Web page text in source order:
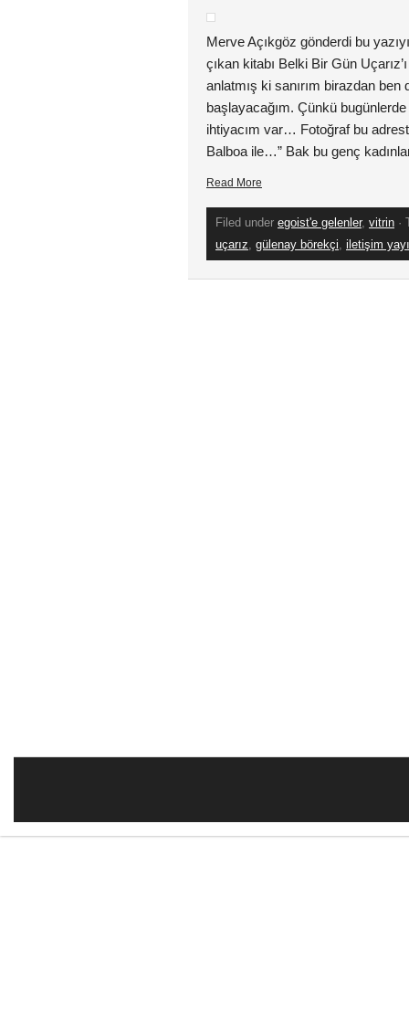
Merve Açıkgöz gönderdi bu
çıkan kitabı Belki Bir Gün
anlatmış ki sanırım birazdan ben
başlayacağım. Çünkü
ihtiyacım var… Fotoğraf bu
Balboa ile…” Bak bu genç
Read More
Filed under egoist'e gelenler, vitrin ·
uçarız, gülenay börekçi, iletişim